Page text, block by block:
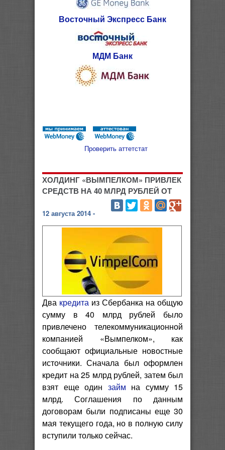
Восточный Экспресс Банк
МДМ Банк
Проверить аттетстат
ХОЛДИНГ «ВЫМПЕЛКОМ» ПРИВЛЕК
СРЕДСТВ НА 40 МЛРД РУБЛЕЙ ОТ
12 августа 2014 -
Два кредита из Сбербанка на общую
сумму в 40 млрд рублей было
привлечено телекоммуникационной
компанией «Вымпелком», как
сообщают официальные новостные
источники. Сначала был оформлен
кредит на 25 млрд рублей, затем был
взят еще один займ на сумму 15
млрд. Соглашения по данным
договорам были подписаны еще 30
мая текущего года, но в полную силу
вступили только сейчас.